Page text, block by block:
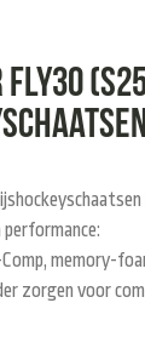
memory-
zorgen voor